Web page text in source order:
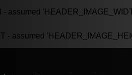
assumed
- assumed